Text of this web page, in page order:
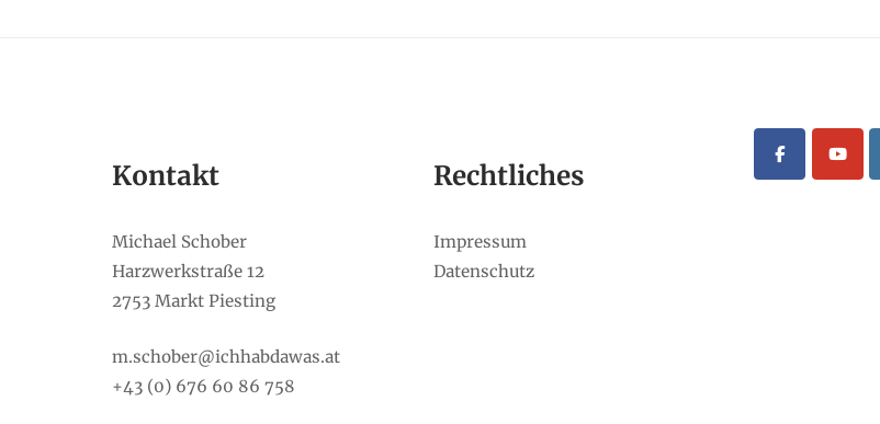
Kontakt
Michael Schober
Harzwerkstraße 12
2753 Markt Piesting
m.schober@ichhabdawas.at
+43 (0) 676 60 86 758
Rechtliches
Impressum
Datenschutz